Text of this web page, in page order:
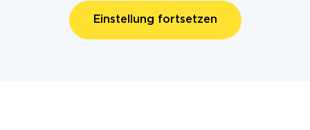
Einstellung fortsetzen